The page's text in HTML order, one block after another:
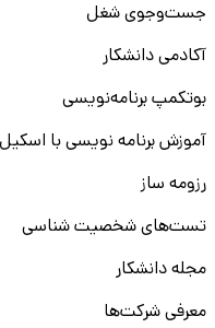
جست‌و‌جوی شغل
آکادمی دانشکار
بوتکمپ برنامه‌نویسی
آموزش برنامه نویسی با
رزومه ساز
تست‌های شخصیت شناسی
مجله دانشکار
معرفی شرکت‌ها